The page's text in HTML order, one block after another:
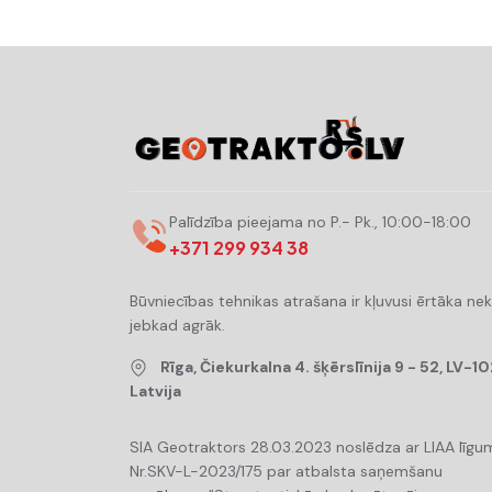
Palīdzība pieejama no P.- Pk., 10:00-18:00
+371 299 934 38
Būvniecības tehnikas atrašana ir kļuvusi ērtāka
jebkad agrāk.
Rīga, Čiekurkalna 4. šķērslīnija 9 - 52, LV-
Latvija
SIA Geotraktors 28.03.2023 noslēdza ar LIAA
Nr.SKV-L-2023/175 par atbalsta saņemšanu